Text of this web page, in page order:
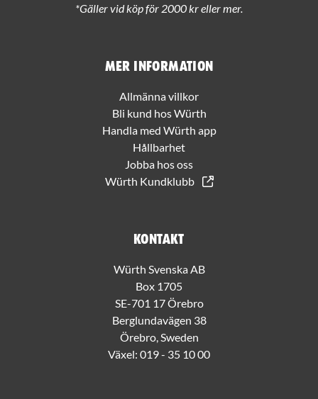
Mer information
Allmänna villkor
Bli kund hos Würth
Handla med Würth app
Hållbarhet
Jobba hos oss
Würth Kundklubb
Kontakt
Würth Svenska AB
Box 1705
SE-701 17 Örebro
Berglundavägen 38
Örebro, Sweden
Växel: 019 - 35 10 00
*Gäller vid köp för 2000 kr eller mer.